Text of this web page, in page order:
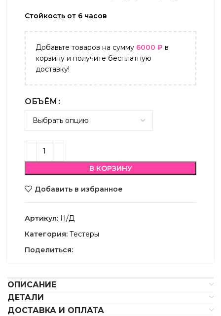
Стойкость от 6 часов
Добавьте товаров на сумму 6000 ₽ в
корзину и получите бесплатную
доставку!
ОБЪЁМ
В КОРЗИНУ
Добавить в избранное
Артикул: Н/Д
Категория: Тестеры
Поделиться:
ОПИСАНИЕ
ДЕТАЛИ
ДОСТАВКА И ОПЛАТА